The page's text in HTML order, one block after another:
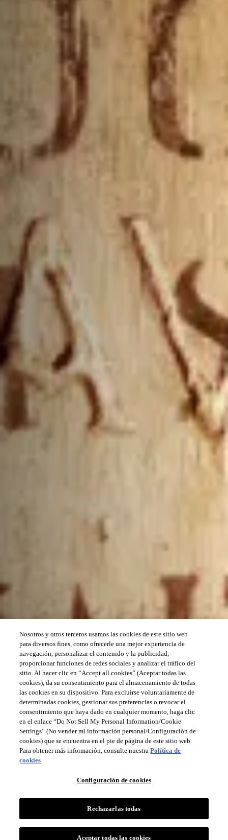
Nosotros y otros terceros usamos las cookies de este sitio web
para diversos fines, como ofrecerle una mejor experiencia de
navegación, personalizar el contenido y la publicidad,
proporcionar funciones de redes sociales y analizar el tráfico del
sitio. Al hacer clic en “Accept all cookies” (Aceptar todas las
cookies), da su consentimiento para el almacenamiento de todas
las cookies en su dispositivo. Para excluirse voluntariamente de
determinadas cookies, gestionar sus preferencias o revocar el
consentimiento que haya dado en cualquier momento, haga clic
en el enlace “Do Not Sell My Personal Information/Cookie
Settings” (No vender mi información personal/Configuración de
cookies) que se encuentra en el pie de página de este sitio web.
Para obtener más información, consulte nuestraPolítica de
cookies
Configuración de cookies
Rechazarlas todas
Aceptar todas las cookies